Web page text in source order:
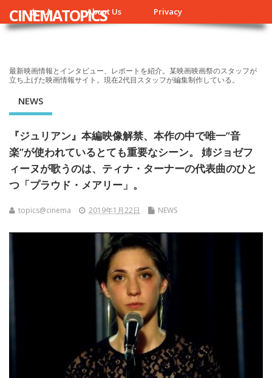
ホーム About Us Privacy
CINEMATOPICS
最新映画情報とインタビュー、レポートを紹介。某映画映画祭のスタッフが
立ち上げた映画情報サイト。現在2代目スタッフが編集制作している。
NEWS
『ジュリアン』本編映像解禁、本作の中で唯一”音
楽”が使われているとても重要なシーン。 姉ジョゼフ
ィーヌが歌うのは、ティナ・ターナーの代表曲のひと
つ「プラウド・メアリー」。
topics@cinema 2019年1月22日 NEWS